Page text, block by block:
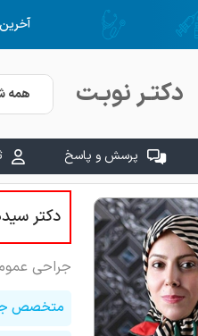
دکتـر نوبـت همه
پرسش و پاسخ
دکتر
جراحی
متخصص